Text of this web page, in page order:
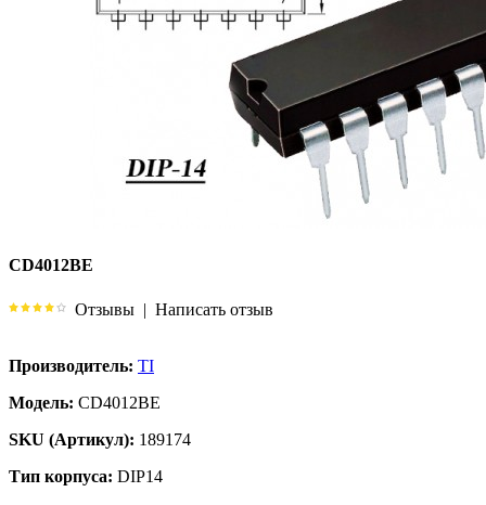
CD4012BE
Отзывы | Написать отзыв
Производитель: TI
Модель: CD4012BE
SKU (Артикул): 189174
Тип корпуса: DIP14